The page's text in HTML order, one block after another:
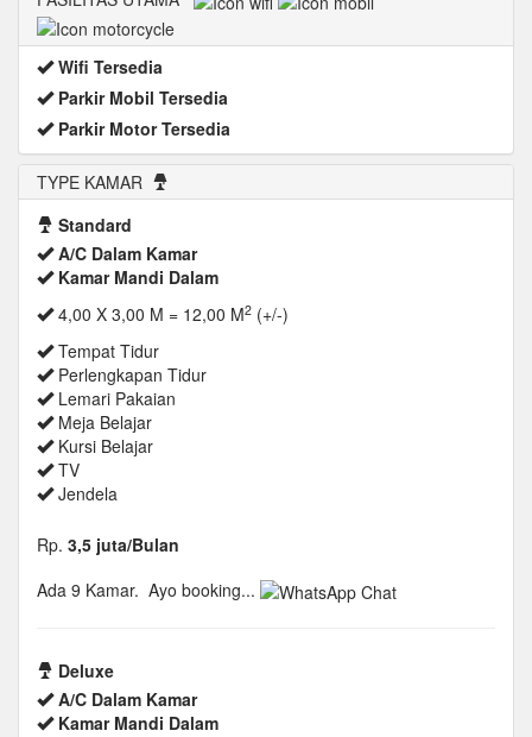
Wifi Tersedia
Parkir Mobil Tersedia
Parkir Motor Tersedia
TYPE KAMAR
Standard
A/C Dalam Kamar
Kamar Mandi Dalam
4,00 X 3,00 M = 12,00 M2 (+/-)
Tempat Tidur
Perlengkapan Tidur
Lemari Pakaian
Meja Belajar
Kursi Belajar
TV
Jendela
Rp. 3,5 juta/Bulan
Ada 9 Kamar. Ayo booking...
Deluxe
A/C Dalam Kamar
Kamar Mandi Dalam